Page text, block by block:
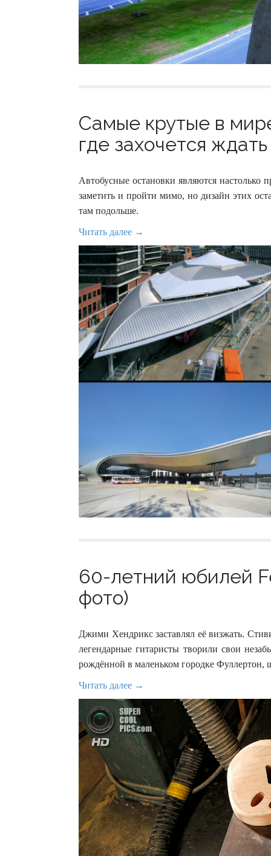
Самые крутые в
где захочется
Автобусные остановки являются
заметить и пройти мимо, но дизайн этих
там подольше.
Читать далее →
60-летний юбилей
фото)
Джими Хендрикс заставлял её визжать.
легендарные гитаристы творили свои
рождённой в маленьком городке Фуллертон,
Читать далее →